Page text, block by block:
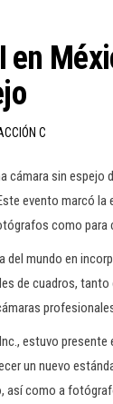
en
C
cámara sin
evento marcó
como para
del mundo en
de cuadros,
estuvo
un nuevo
así como a